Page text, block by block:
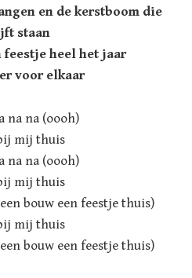
en de kerstboom die
staan
feestje heel het jaar
voor elkaar
na na (oooh)
mij thuis
na na (oooh)
mij thuis
bouw een feestje thuis)
mij thuis
bouw een feestje thuis)